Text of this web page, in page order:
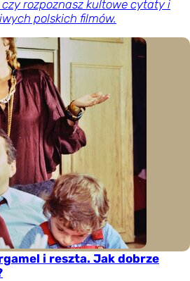
czy rozpoznasz kultowe cytaty i
polskich filmów.
i reszta. Jak dobrze